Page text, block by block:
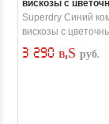
вискозы с
принтом
Superdry Синий
вискозы с
3 290 в‚Ѕ руб.